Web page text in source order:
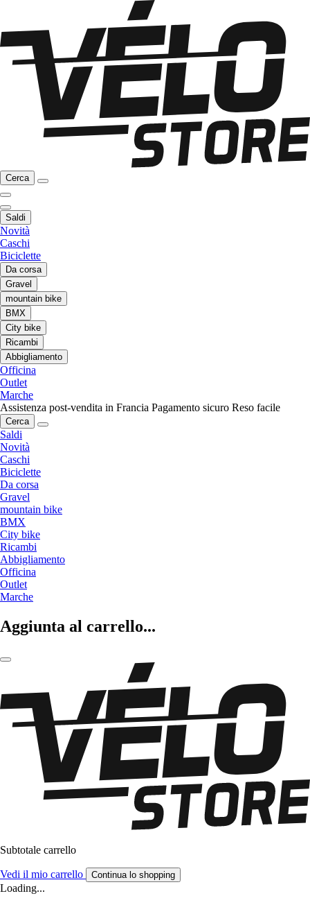
Cerca
Saldi
Novità
Caschi
Biciclette
Da corsa
Gravel
mountain bike
BMX
City bike
Ricambi
Abbigliamento
Officina
Outlet
Marche
Assistenza post-vendita in Francia Pagamento sicuro Reso facile
Cerca
Saldi
Novità
Caschi
Biciclette
Da corsa
Gravel
mountain bike
BMX
City bike
Ricambi
Abbigliamento
Officina
Outlet
Marche
Aggiunta al carrello...
Subtotale carrello
Vedi il mio carrello Continua lo shopping
Loading...